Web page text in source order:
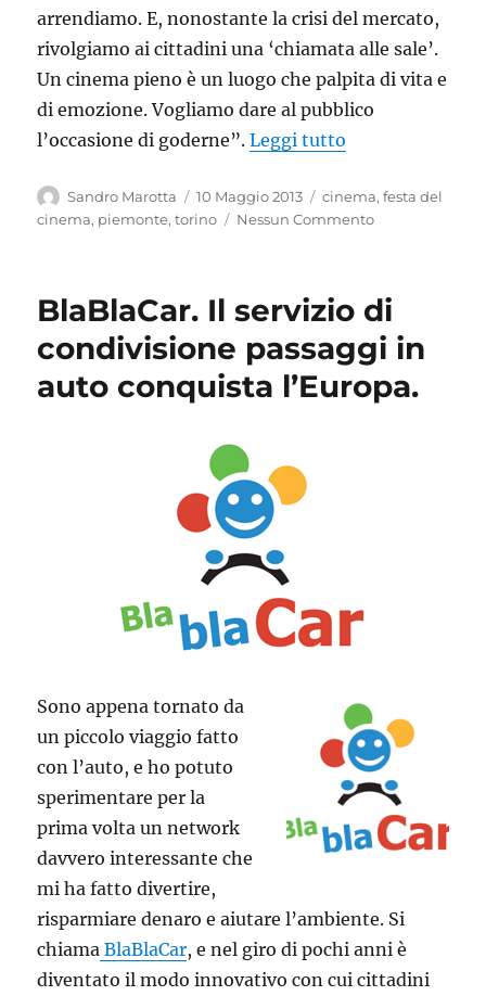
arrendiamo. E, nonostante la crisi del mercato,
rivolgiamo ai cittadini una ‘chiamata alle sale’.
Un cinema pieno è un luogo che palpita di vita e
di emozione. Vogliamo dare al pubblico
l’occasione di goderne”.Leggi tutto
Autore
Sandro Marotta
Pubblicato
il
10 Maggio 2013 Tag
cinema,festa del
cinema, piemonte,torino Nessun Commento
BlaBlaCar. Il servizio di
condivisione passaggi in
auto conquista l’Europa.
Sono appena tornato da
un piccolo viaggio fatto
con l’auto, e ho potuto
sperimentare per la
prima volta un network
davvero interessante che
mi ha fatto divertire,
risparmiare denaro e aiutare l’ambiente. Si
chiama BlaBlaCar, e nel giro di pochi anni è
diventato il modo innovativo con cui cittadini